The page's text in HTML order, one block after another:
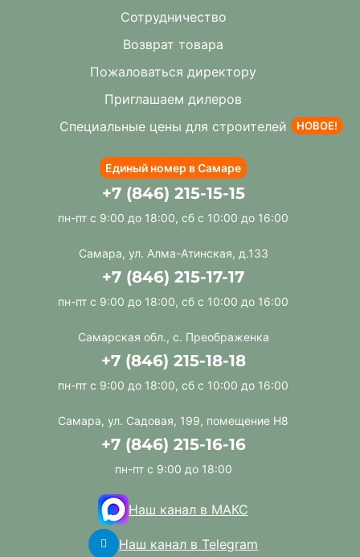
Сотрудничество
Возврат товара
Пожаловаться директору
Приглашаем дилеров
Специальные цены для строителей
НОВОЕ!
Единый номер в Самаре
+7 (846) 215-15-15
пн-пт с 9:00 до 18:00, сб с 10:00 до 16:00
Самара, ул. Алма-Атинская, д.133
+7 (846) 215-17-17
пн-пт с 9:00 до 18:00, сб с 10:00 до 16:00
Самарская обл., с. Преображенка
+7 (846) 215-18-18
пн-пт с 9:00 до 18:00, сб с 10:00 до 16:00
Самара, ул. Садовая, 199, помещение Н8
+7 (846) 215-16-16
пн-пт с 9:00 до 18:00
Наш канал в МАКС
Наш канал в Telegram